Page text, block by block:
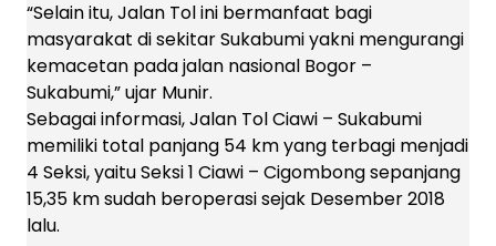
“Selain itu, Jalan Tol ini bermanfaat bagi
masyarakat di sekitar Sukabumi yakni mengurangi
kemacetan pada jalan nasional Bogor –
Sukabumi,” ujar Munir.
Sebagai informasi, Jalan Tol Ciawi – Sukabumi
memiliki total panjang 54 km yang terbagi menjadi
4 Seksi, yaitu Seksi 1 Ciawi – Cigombong sepanjang
15,35 km sudah beroperasi sejak Desember 2018
lalu.